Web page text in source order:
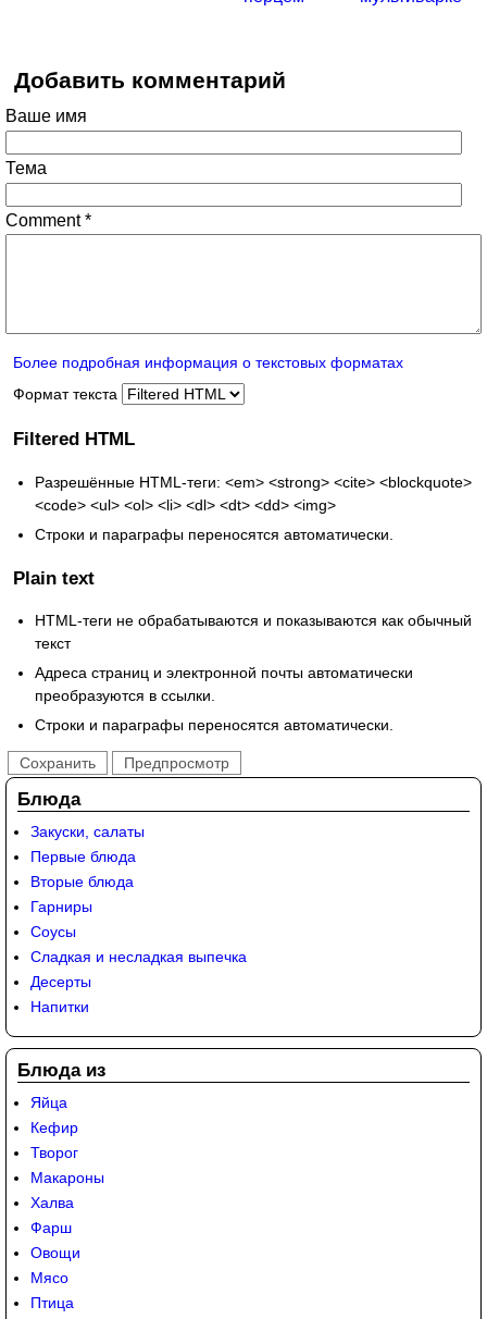
Добавить комментарий
Ваше имя
Тема
Comment*
Более подробная информация о текстовых форматах
Формат текста
Filtered HTML
Разрешённые HTML-теги: <em> <strong> <cite> <blockquote>
<code> <ul> <ol> <li> <dl> <dt> <dd> <img>
Строки и параграфы переносятся автоматически.
Plain text
HTML-теги не обрабатываются и показываются как обычный
текст
Адреса страниц и электронной почты автоматически
преобразуются в ссылки.
Строки и параграфы переносятся автоматически.
Блюда
Закуски, салаты
Первые блюда
Вторые блюда
Гарниры
Соусы
Сладкая и несладкая выпечка
Десерты
Напитки
Блюда из
Яйца
Кефир
Творог
Макароны
Халва
Фарш
Овощи
Мясо
Птица